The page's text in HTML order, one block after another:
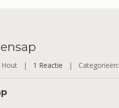
Hout | 1 Reactie | Categorieën: